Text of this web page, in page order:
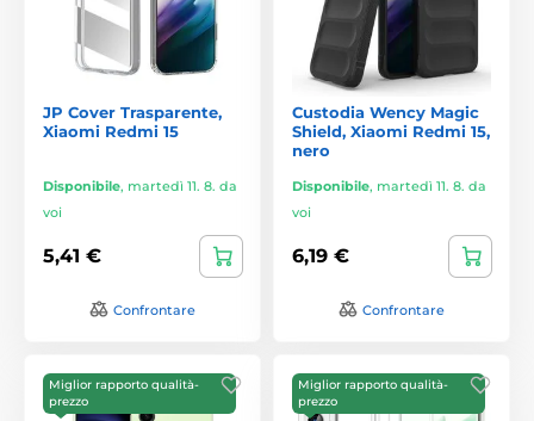
JP Cover Trasparente,
Xiaomi Redmi 15
Disponibile, martedì 11. 8. da
voi
5,41 €
Confrontare
Custodia Wency Magic
Shield, Xiaomi Redmi 15,
nero
Disponibile, martedì 11. 8. da
voi
6,19 €
Confrontare
Miglior rapporto qualità-
prezzo
Miglior rapporto qualità-
prezzo